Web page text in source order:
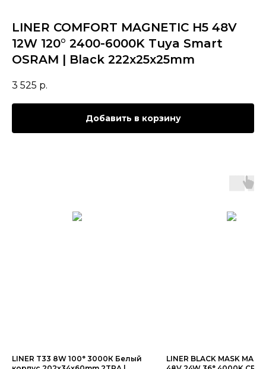
LINER COMFORT MAGNETIC Н5 48V
12W 120° 2400-6000K Tuya Smart
OSRAM | Black 222х25х25mm
3 525 р.
Добавить в корзину
LINER T33 8W 100° 3000К Белый
LINER BLACK MASK